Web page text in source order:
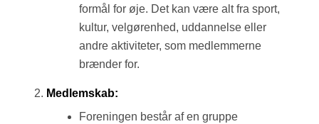
formål for øje. Det kan være alt fra sport,
kultur, velgørenhed, uddannelse eller
andre aktiviteter, som medlemmerne
brænder for.
Medlemskab:
Foreningen består af en gruppe